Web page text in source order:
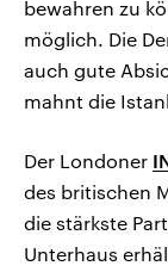
bewahren zu
möglich. Die
auch gute
mahnt die
Der Londoner
des britischen
die stärkste
Unterhaus